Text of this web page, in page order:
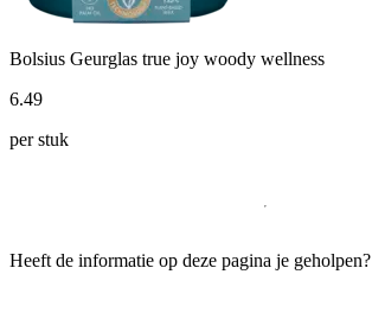
Bolsius Geurglas true joy woody wellness
6.49
per stuk
Heeft de informatie op deze pagina je geholpen?